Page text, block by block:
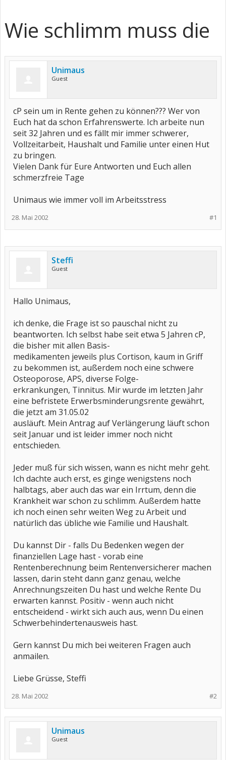
Wie schlimm muss die
Unimaus
Guest
cP sein um in Rente gehen zu können??? Wer von
Euch hat da schon Erfahrenswerte. Ich arbeite nun
seit 32 Jahren und es fällt mir immer schwerer,
Vollzeitarbeit, Haushalt und Familie unter einen Hut
zu bringen.
Vielen Dank für Eure Antworten und Euch allen
schmerzfreie Tage
Unimaus wie immer voll im Arbeitsstress
#1
28. Mai 2002
Steffi
Guest
Hallo Unimaus,
ich denke, die Frage ist so pauschal nicht zu
beantworten. Ich selbst habe seit etwa 5 Jahren cP,
die bisher mit allen Basis-
medikamenten jeweils plus Cortison, kaum in Griff
zu bekommen ist, außerdem noch eine schwere
Osteoporose, APS, diverse Folge-
erkrankungen, Tinnitus. Mir wurde im letzten Jahr
eine befristete Erwerbsminderungsrente gewährt,
die jetzt am 31.05.02
ausläuft. Mein Antrag auf Verlängerung läuft schon
seit Januar und ist leider immer noch nicht
entschieden.
Jeder muß für sich wissen, wann es nicht mehr geht.
Ich dachte auch erst, es ginge wenigstens noch
halbtags, aber auch das war ein Irrtum, denn die
Krankheit war schon zu schlimm. Außerdem hatte
ich noch einen sehr weiten Weg zu Arbeit und
natürlich das übliche wie Familie und Haushalt.
Du kannst Dir - falls Du Bedenken wegen der
finanziellen Lage hast - vorab eine
Rentenberechnung beim Rentenversicherer machen
lassen, darin steht dann ganz genau, welche
Anrechnungszeiten Du hast und welche Rente Du
erwarten kannst. Positiv - wenn auch nicht
entscheidend - wirkt sich auch aus, wenn Du einen
Schwerbehindertenausweis hast.
Gern kannst Du mich bei weiteren Fragen auch
anmailen.
Liebe Grüsse, Steffi
#2
28. Mai 2002
Unimaus
Guest